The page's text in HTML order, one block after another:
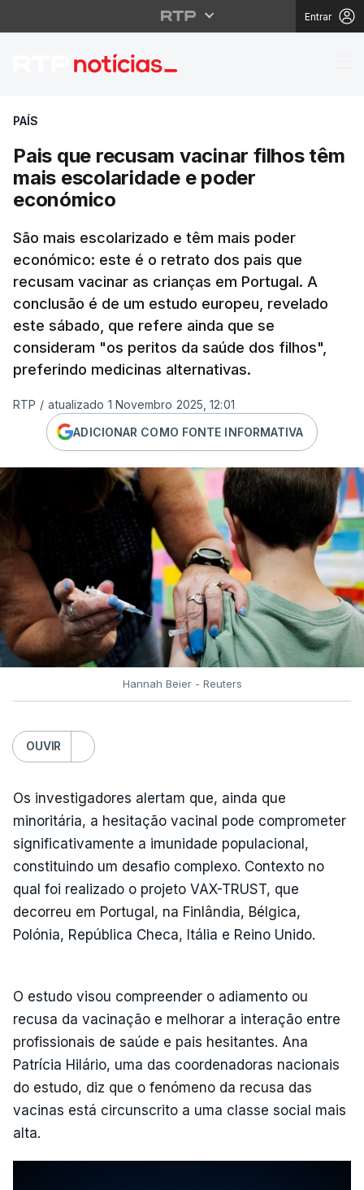
Entrar
Pais que recusam
PAÍS
Pais que recusam vacinar filhos têm
mais escolaridade e poder
económico
São mais escolarizado e têm mais poder
económico: este é o retrato dos pais que
recusam vacinar as crianças em Portugal. A
conclusão é de um estudo europeu, revelado
este sábado, que refere ainda que se
consideram "os peritos da saúde dos filhos",
preferindo medicinas alternativas.
RTP / atualizado 1 Novembro 2025, 12:01
ADICIONAR COMO FONTE INFORMATIVA
Hannah Beier - Reuters
OUVIR
Os investigadores alertam que, ainda que
minoritária, a hesitação vacinal pode comprometer
significativamente a imunidade populacional,
constituindo um desafio complexo. Contexto no
qual foi realizado o projeto VAX-TRUST, que
decorreu em Portugal, na Finlândia, Bélgica,
Polónia, República Checa, Itália e Reino Unido.
O estudo visou compreender o adiamento ou
recusa da vacinação e melhorar a interação entre
profissionais de saúde e pais hesitantes. Ana
Patrícia Hilário, uma das coordenadoras nacionais
do estudo, diz que o fenómeno da recusa das
vacinas está circunscrito a uma classe social mais
alta.